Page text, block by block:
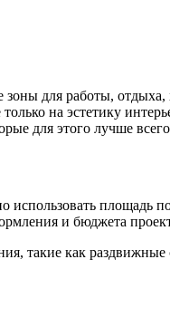
для работы,
на эстетику
для этого лучше
использовать площадь
и бюджета
такие как